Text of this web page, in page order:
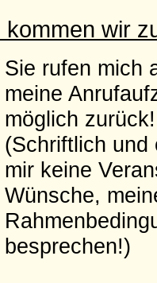
kommen wir
Sie rufen mich
meine
möglich zurück!
(Schriftlich und
mir keine
Wünsche,
besprechen!)